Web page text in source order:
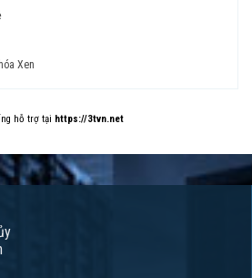
Xen
hỗ trợ tại https://3tvn.net